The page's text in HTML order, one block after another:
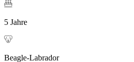
5 Jahre
Beagle-Labrador